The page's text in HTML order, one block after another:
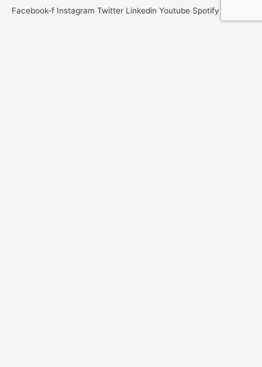
Facebook-f Instagram Twitter Linkedin Youtube Spotify